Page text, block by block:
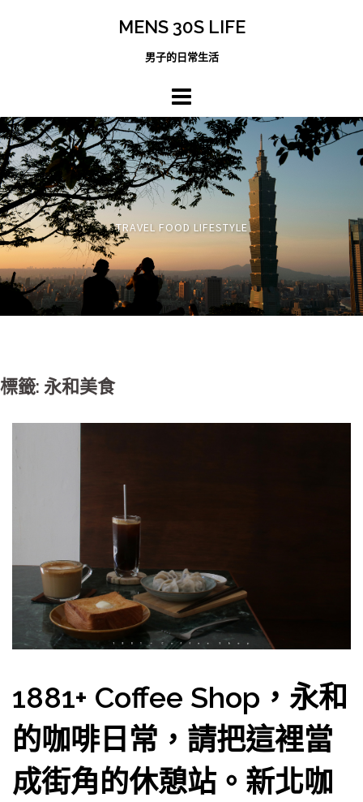
MENS 30S LIFE
男子的日常生活
TRAVEL FOOD LIFESTYLE
標籤: 永和美食
1881+ Coffee Shop，永和
的咖啡日常，請把這裡當
成街角的休憩站。新北咖